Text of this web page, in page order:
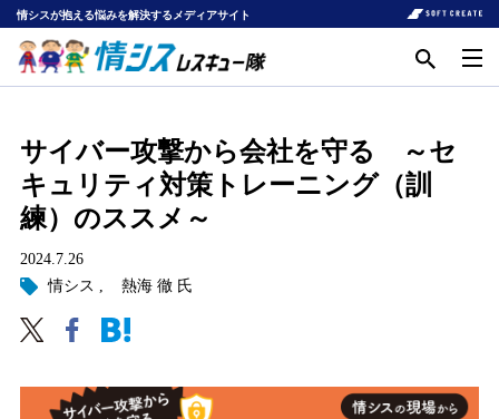
情シスが抱える悩みを解決するメディアサイト
サイバー攻撃から会社を守る ～セ
キュリティ対策トレーニング（訓
練）のススメ～
2024.7.26
情シス
熱海 徹 氏